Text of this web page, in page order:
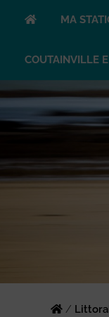
MA
COUTAINVILLE
/